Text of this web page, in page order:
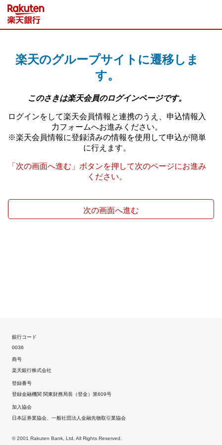
次の画面へ進む
銀行コード
0036
商号
楽天銀行株式会社
登録番号
登録金融機関 関東財務局長（登金）第609号
加入協会
日本証券業協会、一般社団法人金融先物取引業協会
© 2001 Rakuten Bank, Ltd. All Rights Reserved.